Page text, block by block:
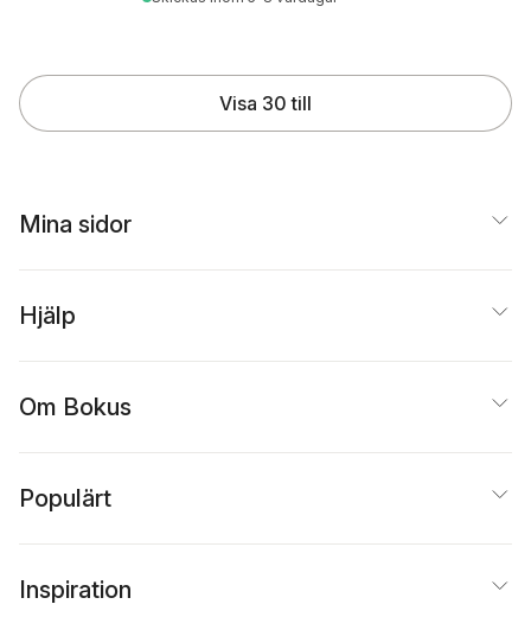
Visa 30 till
Mina sidor
Hjälp
Om Bokus
Populärt
Inspiration